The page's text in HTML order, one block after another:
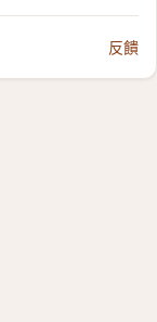
反饋